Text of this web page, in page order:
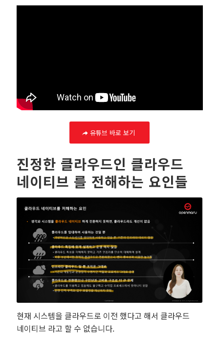
유튜브 바로 보기
진정한 클라우드인 클라우드
네이티브 를 전해하는 요인들
현재 시스템을 클라우드로 이전 했다고 해서 클라우드
네이티브 라고 할 수 없습니다.